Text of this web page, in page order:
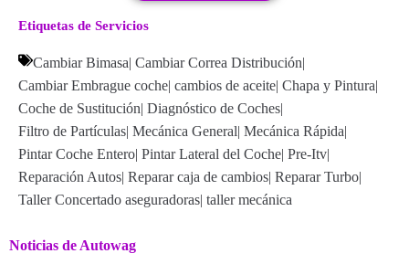
Etiquetas de Servicios
Cambiar Bimasa| Cambiar Correa Distribución|
Cambiar Embrague coche| cambios de aceite| Chapa y Pintura|
Coche de Sustitución| Diagnóstico de Coches|
Filtro de Partículas| Mecánica General| Mecánica Rápida|
Pintar Coche Entero| Pintar Lateral del Coche| Pre-Itv|
Reparación Autos| Reparar caja de cambios| Reparar Turbo|
Taller Concertado aseguradoras| taller mecánica
Noticias de Autowag